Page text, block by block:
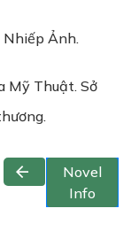
Ảnh.
Mỹ Thuật. Sở
Novel
Info